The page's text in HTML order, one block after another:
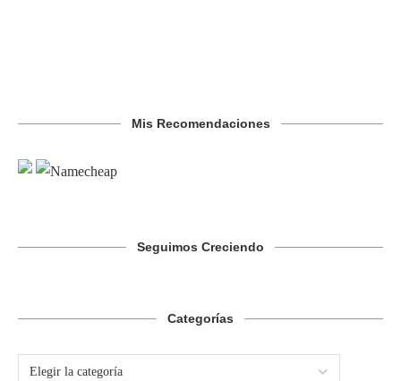
Mis Recomendaciones
Seguimos Creciendo
Categorías